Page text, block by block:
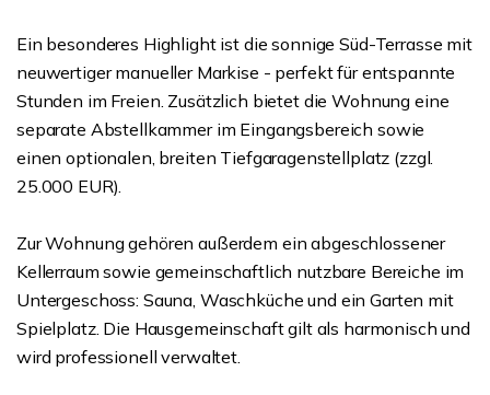
Ein besonderes Highlight ist die sonnige Süd-Terrasse mit
neuwertiger manueller Markise - perfekt für entspannte
Stunden im Freien. Zusätzlich bietet die Wohnung eine
separate Abstellkammer im Eingangsbereich sowie
einen optionalen, breiten Tiefgaragenstellplatz (zzgl.
25.000 EUR).
Zur Wohnung gehören außerdem ein abgeschlossener
Kellerraum sowie gemeinschaftlich nutzbare Bereiche im
Untergeschoss: Sauna, Waschküche und ein Garten mit
Spielplatz. Die Hausgemeinschaft gilt als harmonisch und
wird professionell verwaltet.